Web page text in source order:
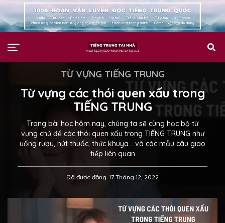
TỪ VỰNG TIẾNG TRUNG
Từ vựng các thói quen xấu trong
TIẾNG TRUNG
Trong bài học hôm nay, chúng ta sẽ cùng học bộ từ
vựng chủ đề các thói quen xấu trong TIẾNG TRUNG như
uống rượu, hút thuốc, thức khuya… và các mẫu câu giao
tiếp liên quan
Đã được đăng 17 Tháng 12, 2022